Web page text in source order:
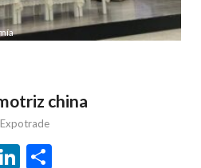
china
LinkedIn